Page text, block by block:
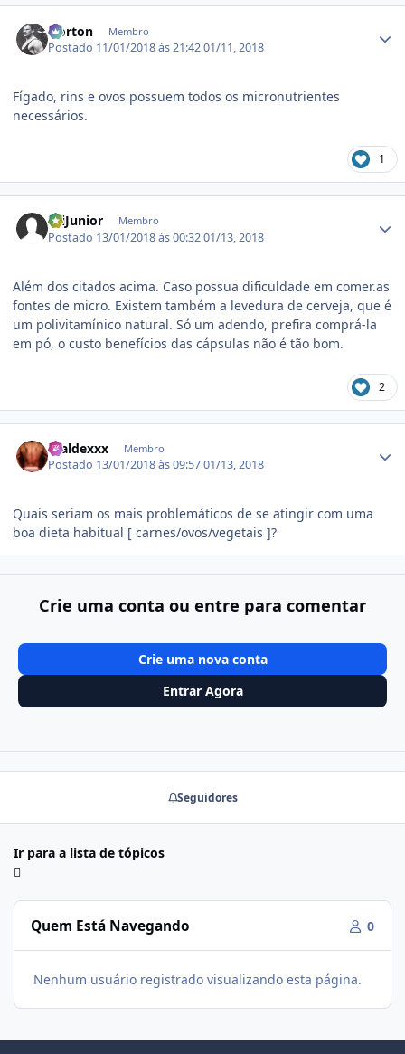
Norton Membro
Postado 11/01/2018 às 21:4201/11, 2018
Fígado, rins e ovos possuem todos os micronutrientes
necessários.
1
OliJunior Membro
Postado 13/01/2018 às 00:3201/13, 2018
Além dos citados acima. Caso possua dificuldade em comer.as
fontes de micro. Existem também a levedura de cerveja, que é
um polivitamínico natural. Só um adendo, prefira comprá-la
em pó, o custo benefícios das cápsulas não é tão bom.
2
Fraldexxx Membro
Postado 13/01/2018 às 09:5701/13, 2018
Quais seriam os mais problemáticos de se atingir com uma
boa dieta habitual [ carnes/ovos/vegetais ]?
Crie uma conta ou entre para comentar
Crie uma nova conta
Entrar Agora
Seguidores
Ir para a lista de tópicos
Quem Está Navegando 0
Nenhum usuário registrado visualizando esta página.